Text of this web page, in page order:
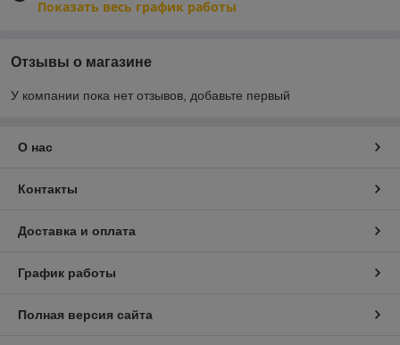
Показать весь график работы
Отзывы о магазине
У компании пока нет отзывов, добавьте первый
О нас
Контакты
Доставка и оплата
График работы
Полная версия сайта